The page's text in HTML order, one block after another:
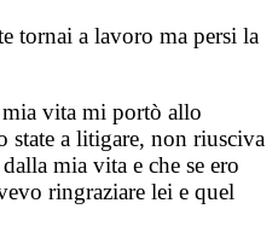
tornai a lavoro ma persi la
vita mi portò allo
state a litigare, non riusciva
mia vita e che se ero
ringraziare lei e quel